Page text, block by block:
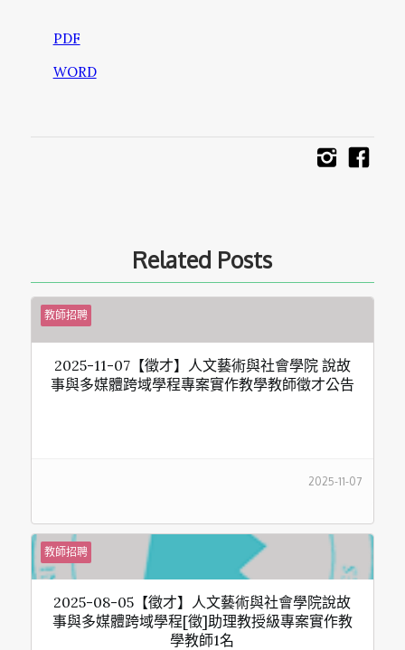
PDF
WORD
Related Posts
教師招聘
2025-11-07【徵才】人文藝術與社會學院 說故
事與多媒體跨域學程專案實作教學教師徵才公告
2025-11-07
教師招聘
2025-08-05【徵才】人文藝術與社會學院說故
事與多媒體跨域學程[徵]助理教授級專案實作教
學教師1名